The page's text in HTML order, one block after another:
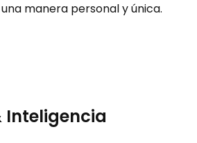
manera personal y única.